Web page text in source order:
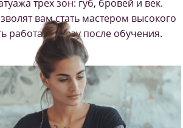
трех зон: губ, бровей и век.
вам стать мастером высокого
работать сразу после обучения.